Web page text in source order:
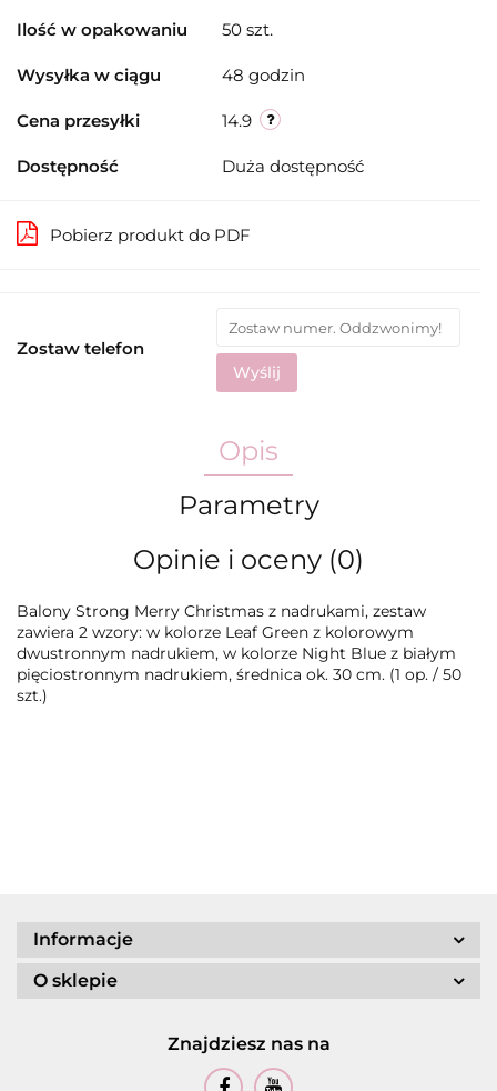
Ilość w opakowaniu 50 szt.
Wysyłka w ciągu 48 godzin
Cena przesyłki 14.9
Dostępność Duża dostępność
Pobierz produkt do PDF
Zostaw telefon
Wyślij
Opis
Parametry
Opinie i oceny (0)
Balony Strong Merry Christmas z nadrukami, zestaw
zawiera 2 wzory: w kolorze Leaf Green z kolorowym
dwustronnym nadrukiem, w kolorze Night Blue z białym
pięciostronnym nadrukiem, średnica ok. 30 cm. (1 op. / 50
szt.)
Informacje
O sklepie
Znajdziesz nas na